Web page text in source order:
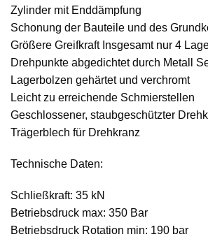
Zylinder mit Enddämpfung
Schonung der Bauteile und des
Größere Greifkraft Insgesamt nur 4
Drehpunkte abgedichtet durch Metall
Lagerbolzen gehärtet und verchromt
Leicht zu erreichende Schmierstellen
Geschlossener, staubgeschützter
Trägerblech für Drehkranz
Technische Daten:
Schließkraft: 35 kN
Betriebsdruck max: 350 Bar
Betriebsdruck Rotation min: 190 bar